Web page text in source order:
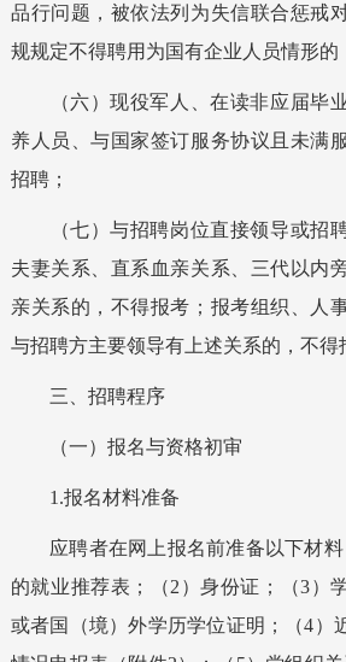
品行问题，被依法列为失信联合惩戒
规规定不得聘用为国有企业人员情形的
（六）现役军人、在读非应届毕
养人员、与国家签订服务协议且未满
招聘；
（七）与招聘岗位直接领导或招
夫妻关系、直系血亲关系、三代以内
亲关系的，不得报考；报考组织、人
与招聘方主要领导有上述关系的，不得
三、招聘程序
（一）报名与资格初审
1.报名材料准备
应聘者在网上报名前准备以下材
的就业推荐表；（2）身份证；（3）
或者国（境）外学历学位证明；（4）